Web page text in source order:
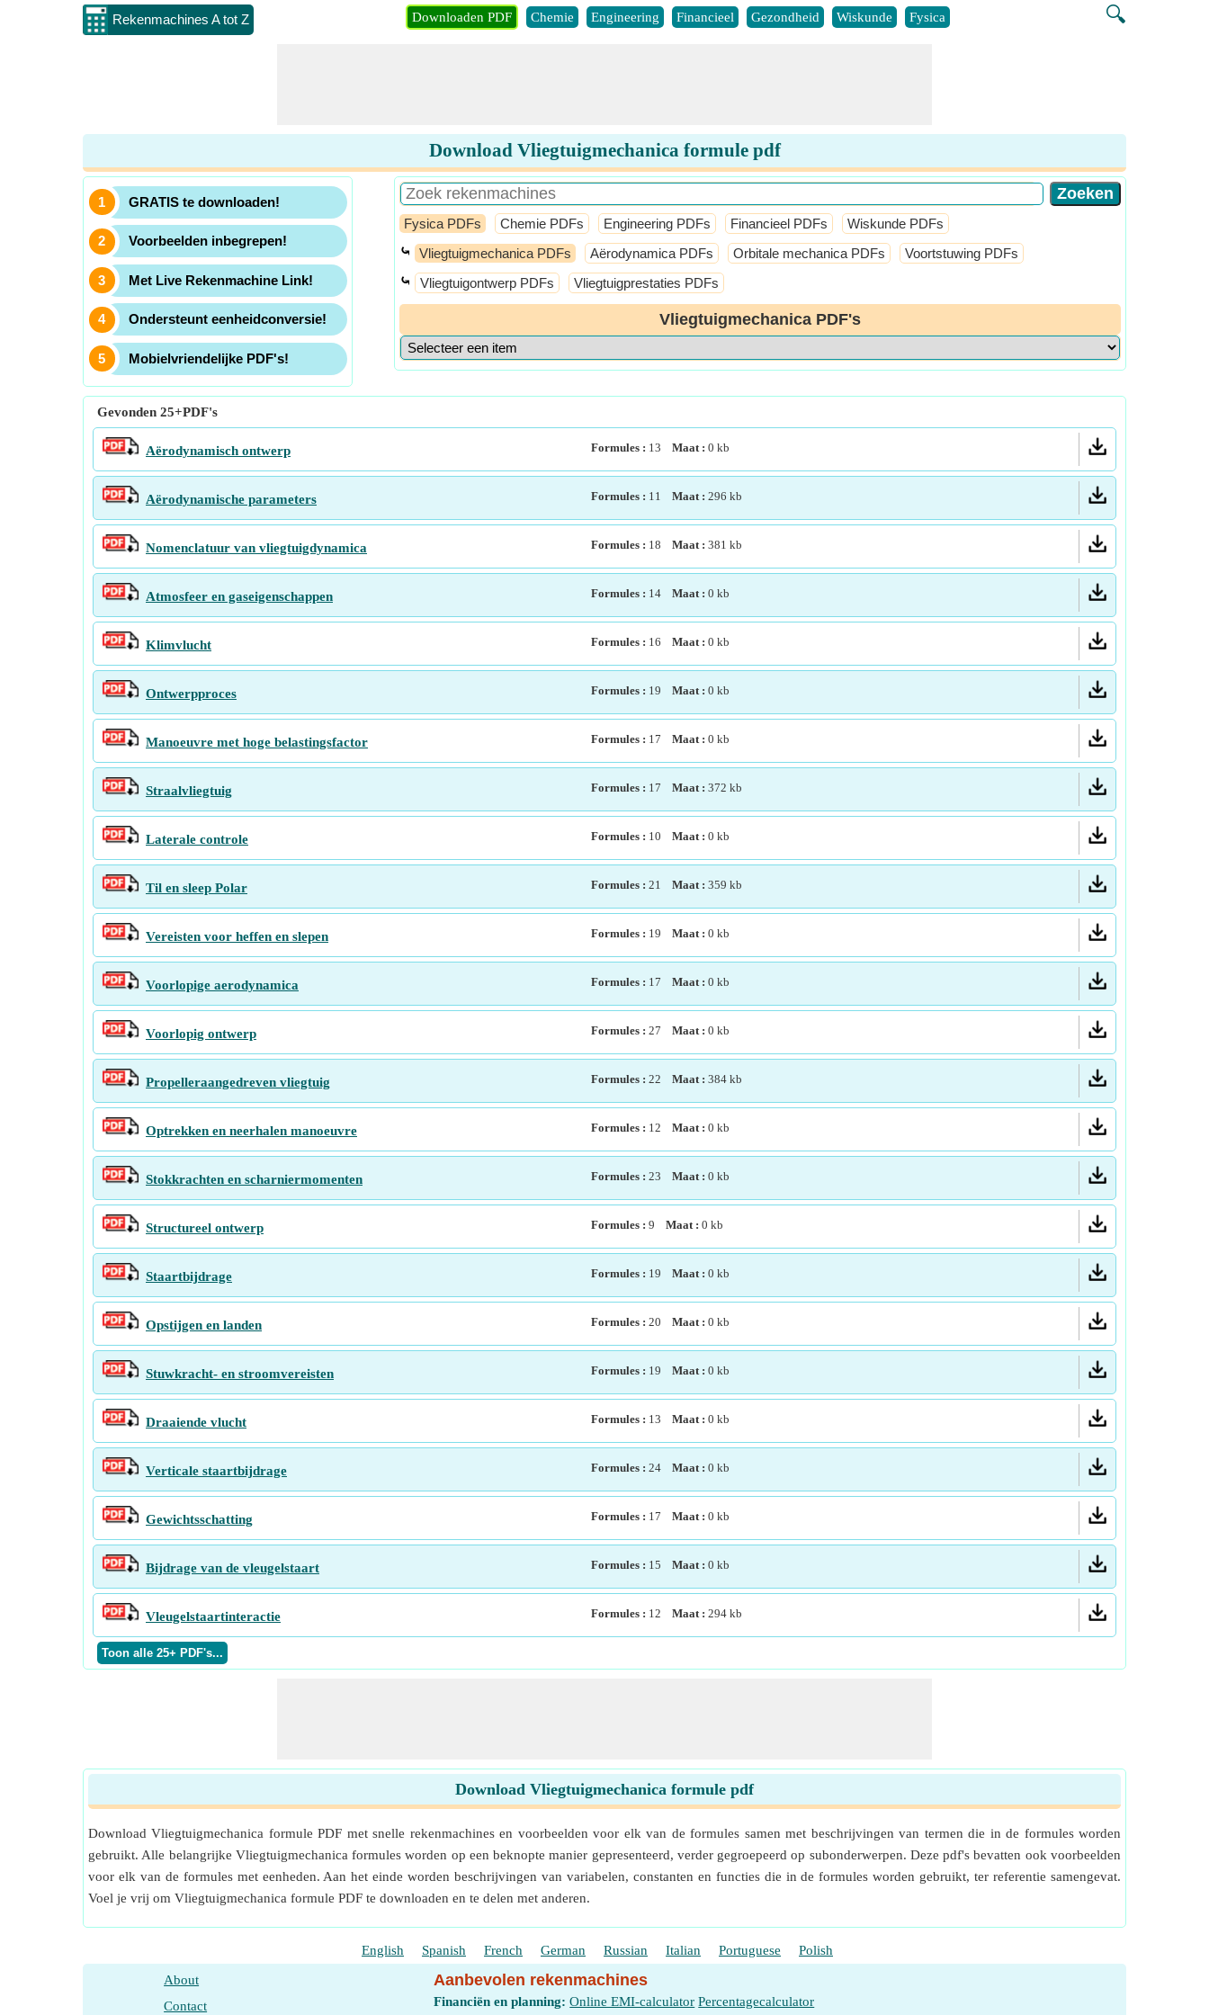
Rekenmachines A tot Z 🔍
Downloaden PDF Chemie Engineering Financieel Gezondheid Wiskunde Fysica
Download Vliegtuigmechanica formule pdf
GRATIS te downloaden!
Voorbeelden inbegrepen!
Met Live Rekenmachine Link!
Ondersteunt eenheidconversie!
Mobielvriendelijke PDF's!
Fysica PDFs Chemie PDFs Engineering PDFs Financieel PDFs Wiskunde PDFs
⤿ Vliegtuigmechanica PDFs Aërodynamica PDFs Orbitale mechanica PDFs Voortstuwing PDFs
⤿ Vliegtuigontwerp PDFs Vliegtuigprestaties PDFs
Vliegtuigmechanica PDF's
Gevonden 25+PDF's
Aërodynamisch ontwerp Formules : 13 Maat : 0 kb
Aërodynamische parameters Formules : 11 Maat : 296 kb
Nomenclatuur van vliegtuigdynamica Formules : 18 Maat : 381 kb
Atmosfeer en gaseigenschappen Formules : 14 Maat : 0 kb
Klimvlucht Formules : 16 Maat : 0 kb
Ontwerpproces Formules : 19 Maat : 0 kb
Manoeuvre met hoge belastingsfactor Formules : 17 Maat : 0 kb
Straalvliegtuig Formules : 17 Maat : 372 kb
Laterale controle Formules : 10 Maat : 0 kb
Til en sleep Polar Formules : 21 Maat : 359 kb
Vereisten voor heffen en slepen Formules : 19 Maat : 0 kb
Voorlopige aerodynamica Formules : 17 Maat : 0 kb
Voorlopig ontwerp Formules : 27 Maat : 0 kb
Propelleraangedreven vliegtuig Formules : 22 Maat : 384 kb
Optrekken en neerhalen manoeuvre Formules : 12 Maat : 0 kb
Stokkrachten en scharniermomenten Formules : 23 Maat : 0 kb
Structureel ontwerp Formules : 9 Maat : 0 kb
Staartbijdrage Formules : 19 Maat : 0 kb
Opstijgen en landen Formules : 20 Maat : 0 kb
Stuwkracht- en stroomvereisten Formules : 19 Maat : 0 kb
Draaiende vlucht Formules : 13 Maat : 0 kb
Verticale staartbijdrage Formules : 24 Maat : 0 kb
Gewichtsschatting Formules : 17 Maat : 0 kb
Bijdrage van de vleugelstaart Formules : 15 Maat : 0 kb
Vleugelstaartinteractie Formules : 12 Maat : 294 kb
Download Vliegtuigmechanica formule pdf
Download Vliegtuigmechanica formule PDF met snelle rekenmachines en voorbeelden voor elk van de formules samen met beschrijvingen van termen die in de formules worden
gebruikt. Alle belangrijke Vliegtuigmechanica formules worden op een beknopte manier gepresenteerd, verder gegroepeerd op subonderwerpen. Deze pdf's bevatten ook voorbeelden
voor elk van de formules met eenheden. Aan het einde worden beschrijvingen van variabelen, constanten en functies die in de formules worden gebruikt, ter referentie samengevat.
Voel je vrij om Vliegtuigmechanica formule PDF te downloaden en te delen met anderen.
English Spanish French German Russian Italian Portuguese Polish
About
Contact
Aanbevolen rekenmachines
Financiën en planning: Online EMI-calculator Percentagecalculator